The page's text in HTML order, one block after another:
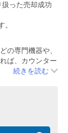
った売却成功
の専門機器や、
ば、カウンター
いです。
続きを読む